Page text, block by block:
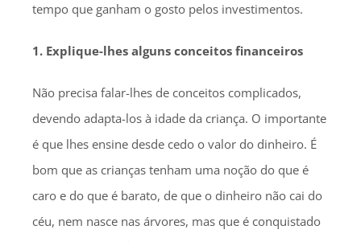
tempo que ganham o gosto pelos investimentos.
1. Explique-lhes alguns conceitos financeiros
Não precisa falar-lhes de conceitos complicados,
devendo adapta-los à idade da criança. O importante
é que lhes ensine desde cedo o valor do dinheiro. É
bom que as crianças tenham uma noção do que é
caro e do que é barato, de que o dinheiro não cai do
céu, nem nasce nas árvores, mas que é conquistado